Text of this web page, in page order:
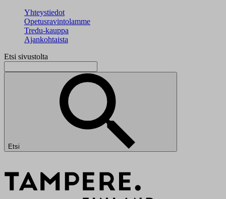
Yhteystiedot
Opetusravintolamme
Tredu-kauppa
Ajankohtaista
Etsi sivustolta
Etsi